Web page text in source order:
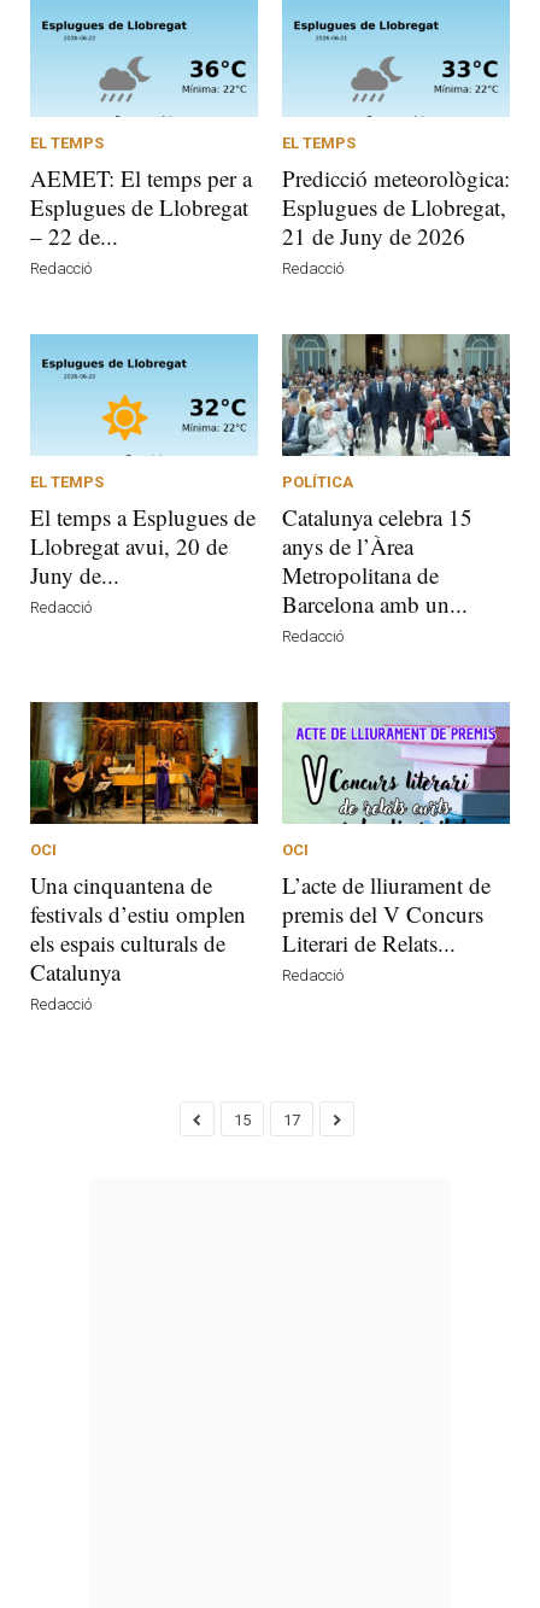
EL TEMPS
AEMET: El temps per a
Esplugues de Llobregat
– 22 de...
Redacció
EL TEMPS
Predicció meteorològica:
Esplugues de Llobregat,
21 de Juny de 2026
Redacció
EL TEMPS
El temps a Esplugues de
Llobregat avui, 20 de
Juny de...
Redacció
POLÍTICA
Catalunya celebra 15
anys de l’Àrea
Metropolitana de
Barcelona amb un...
Redacció
OCI
Una cinquantena de
festivals d’estiu omplen
els espais culturals de
Catalunya
Redacció
OCI
L’acte de lliurament de
premis del V Concurs
Literari de Relats...
Redacció
15 17